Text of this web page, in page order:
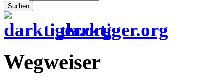
darktiger.org
Wegweiser